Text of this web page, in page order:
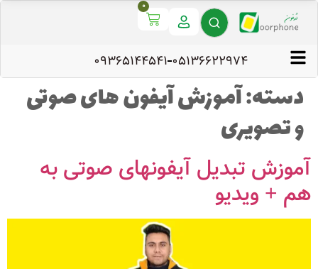
0
۰۵۱۳۶۶۲۲۹۷۴ 09365144541
دسته:آموزش آیفون های صوتی
و تصویری
آموزش تبدیل آیفونهای صوتی به
هم + ویدیو